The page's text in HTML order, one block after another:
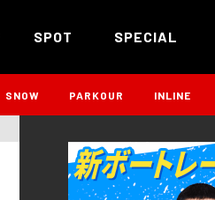
SPOT SPECIAL
SNOW PARKOUR INLINE